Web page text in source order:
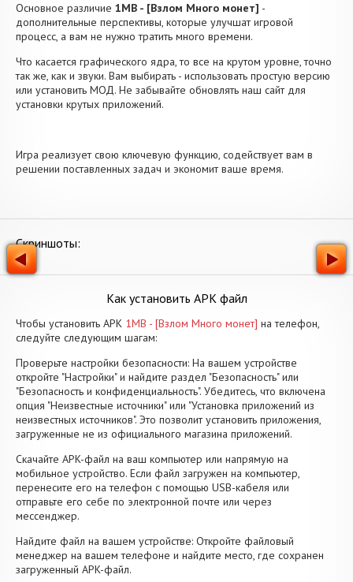
Основное различие 1MB - [Взлом Много монет] -
дополнительные перспективы, которые улучшат игровой
процесс, а вам не нужно тратить много времени.
Что касается графического ядра, то все на крутом уровне, точно
так же, как и звуки. Вам выбирать - использовать простую версию
или установить МОД. Не забывайте обновлять наш сайт для
установки крутых приложений.
Игра реализует свою ключевую функцию, содействует вам в
решении поставленных задач и экономит ваше время.
Скриншоты:
Как установить APK файл
Чтобы установить APK 1MB - [Взлом Много монет] на телефон,
следуйте следующим шагам:
Проверьте настройки безопасности: На вашем устройстве
откройте "Настройки" и найдите раздел "Безопасность" или
"Безопасность и конфиденциальность". Убедитесь, что включена
опция "Неизвестные источники" или "Установка приложений из
неизвестных источников". Это позволит установить приложения,
загруженные не из официального магазина приложений.
Скачайте APK-файл на ваш компьютер или напрямую на
мобильное устройство. Если файл загружен на компьютер,
перенесите его на телефон с помощью USB-кабеля или
отправьте его себе по электронной почте или через
мессенджер.
Найдите файл на вашем устройстве: Откройте файловый
менеджер на вашем телефоне и найдите место, где сохранен
загруженный APK-файл.